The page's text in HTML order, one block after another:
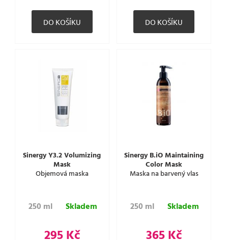
Sinergy Y3.2 Volumizing
Mask
Objemová maska
250 ml Skladem
295 Kč
Sinergy B.iO Maintaining
Color Mask
Maska na barvený vlas
250 ml Skladem
365 Kč